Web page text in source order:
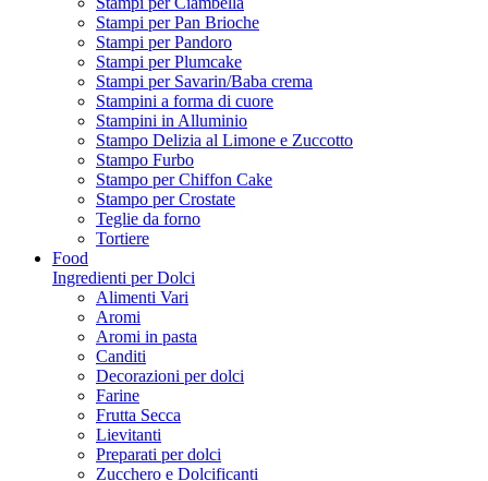
Stampi per Pan Brioche
Stampi per Pandoro
Stampi per Plumcake
Stampi per Savarin/Baba crema
Stampini a forma di cuore
Stampini in Alluminio
Stampo Delizia al Limone e Zuccotto
Stampo Furbo
Stampo per Chiffon Cake
Stampo per Crostate
Teglie da forno
Tortiere
Food
Ingredienti per Dolci
Alimenti Vari
Aromi
Aromi in pasta
Canditi
Decorazioni per dolci
Farine
Frutta Secca
Lievitanti
Preparati per dolci
Zucchero e Dolcificanti